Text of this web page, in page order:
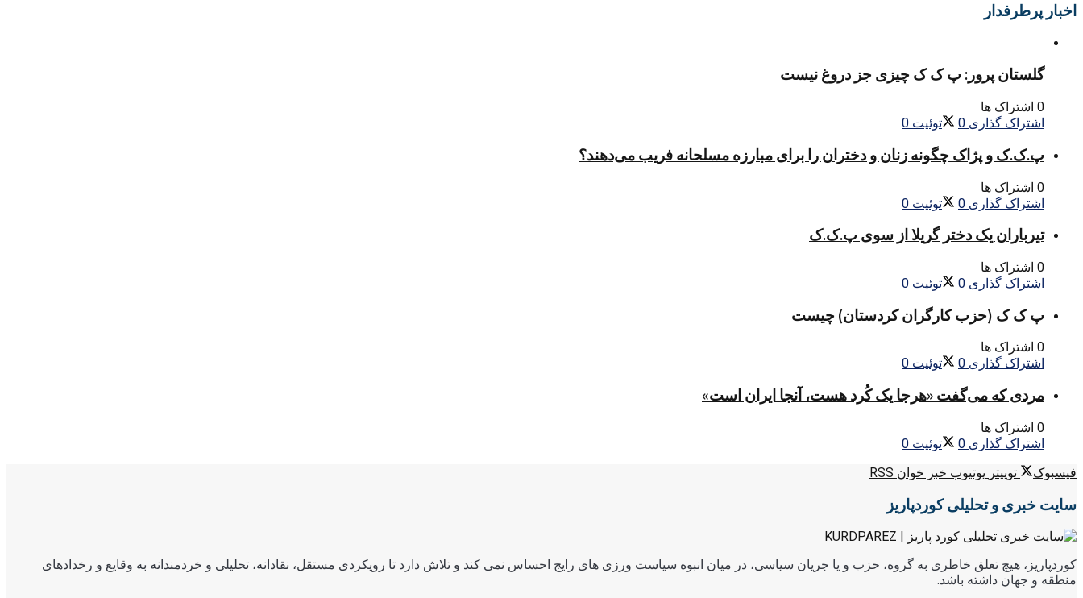
اخبار پرطرفدار
گلستان پرور: پ ک ک چیزی جز دروغ نیست
0 اشتراک ها
اشتراک گذاری 0 توئیت 0
پ.ک.ک و پژاک چگونه زنان و دختران را برای مبارزه مسلحانه فریب می‌دهند؟
0 اشتراک ها
اشتراک گذاری 0 توئیت 0
تیرباران یک دختر گریلا از سوی پ.ک.ک
0 اشتراک ها
اشتراک گذاری 0 توئیت 0
پ ک ک (حزب کارگران کردستان) چیست
0 اشتراک ها
اشتراک گذاری 0 توئیت 0
مردی که می‌گفت «هرجا یک کُرد هست، آنجا ایران است»
0 اشتراک ها
اشتراک گذاری 0 توئیت 0
فیسبوک
توییتر یوتیوب خبر خوان RSS
سایت خبری و تحلیلی کوردپاریز
کوردپاریز، هیچ تعلق خاطری به گروه، حزب و یا جریان سیاسی، در میان انبوه سیاست ورزی های رایج احساس نمی کند و تلاش دارد تا رویکردی مستقل، نقادانه، تحلیلی و خردمندانه به وقایع و رخدادهای
منطقه و جهان داشته باشد.